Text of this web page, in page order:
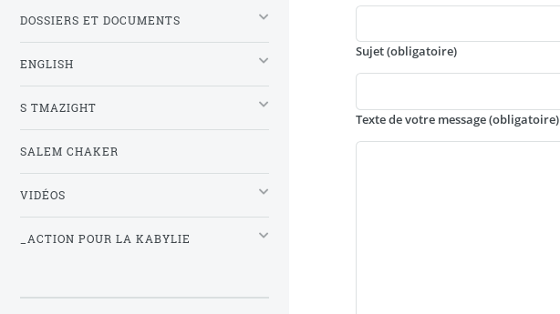
Sujet (obligatoire)
Texte de votre message (obligatoire)
DOSSIERS ET DOCUMENTS
ENGLISH
S TMAZIGHT
SALEM CHAKER
VIDÉOS
_ACTION POUR LA KABYLIE